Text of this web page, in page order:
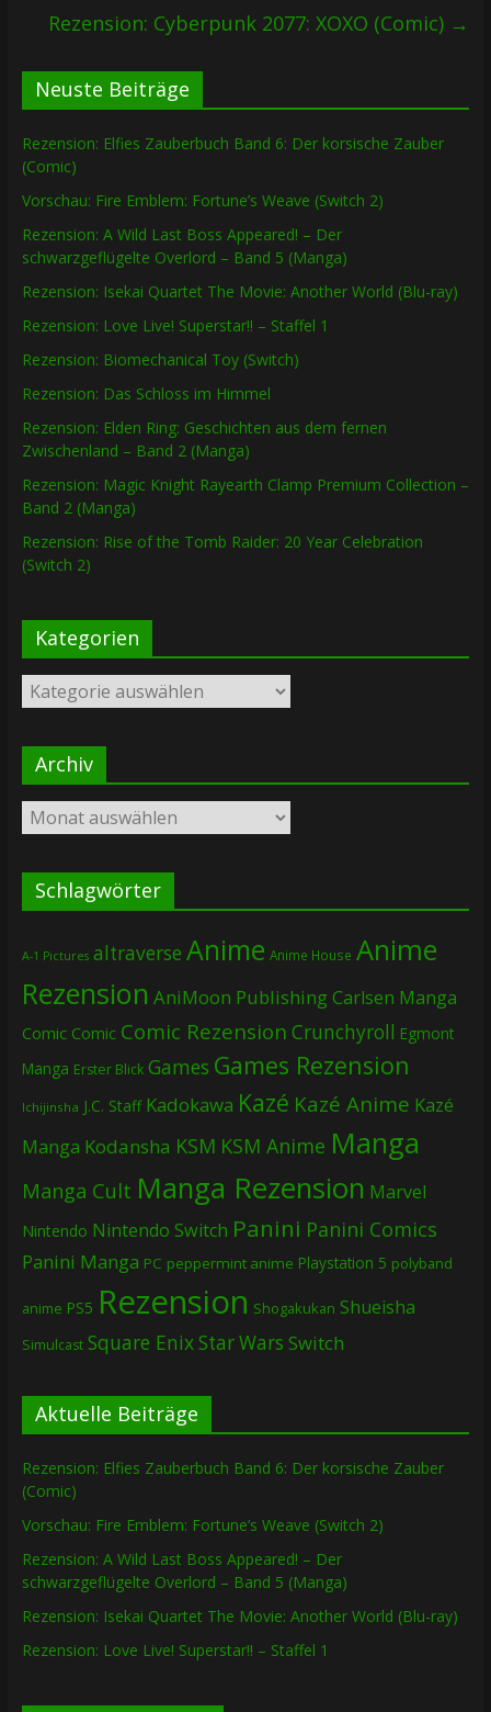
Rezension: Cyberpunk 2077: XOXO (Comic) →
Neuste Beiträge
Rezension: Elfies Zauberbuch Band 6: Der korsische Zauber
(Comic)
Vorschau: Fire Emblem: Fortune’s Weave (Switch 2)
Rezension: A Wild Last Boss Appeared! – Der
schwarzgeflügelte Overlord – Band 5 (Manga)
Rezension: Isekai Quartet The Movie: Another World (Blu-ray)
Rezension: Love Live! Superstar!! – Staffel 1
Rezension: Biomechanical Toy (Switch)
Rezension: Das Schloss im Himmel
Rezension: Elden Ring: Geschichten aus dem fernen
Zwischenland – Band 2 (Manga)
Rezension: Magic Knight Rayearth Clamp Premium Collection –
Band 2 (Manga)
Rezension: Rise of the Tomb Raider: 20 Year Celebration
(Switch 2)
Kategorien
Kategorien
Archiv
Archiv
Schlagwörter
A-1 Pictures altraverse Anime Anime House Anime
Rezension AniMoon PublishingCarlsen Manga
Comic Comic Comic Rezension Crunchyroll Egmont
Manga Erster Blick Games Games Rezension
Ichijinsha J.C. Staff Kadokawa Kazé Kazé Anime Kazé
Manga Kodansha KSM KSM Anime Manga
Manga Cult Manga Rezension Marvel
Nintendo Nintendo Switch Panini Panini Comics
Panini Manga PC peppermint anime Playstation 5 polyband
anime PS5 Rezension Shogakukan Shueisha
Simulcast Square EnixStar Wars Switch
Aktuelle Beiträge
Rezension: Elfies Zauberbuch Band 6: Der korsische Zauber
(Comic)
Vorschau: Fire Emblem: Fortune’s Weave (Switch 2)
Rezension: A Wild Last Boss Appeared! – Der
schwarzgeflügelte Overlord – Band 5 (Manga)
Rezension: Isekai Quartet The Movie: Another World (Blu-ray)
Rezension: Love Live! Superstar!! – Staffel 1